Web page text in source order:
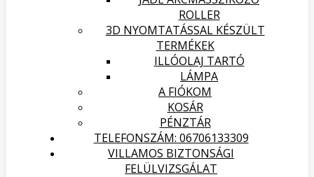
ROLLER
3D NYOMTATÁSSAL KÉSZÜLT
TERMÉKEK
ILLÓOLAJ TARTÓ
LÁMPA
A FIÓKOM
KOSÁR
PÉNZTÁR
TELEFONSZÁM: 06706133309
VILLAMOS BIZTONSÁGI
FELÜLVIZSGÁLAT